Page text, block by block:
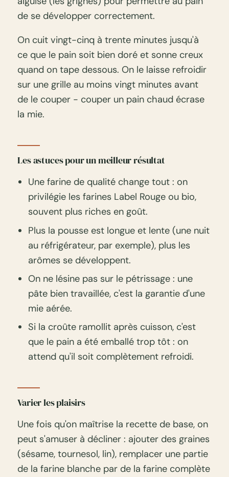
de se développer correctement.
On cuit vingt-cinq à trente minutes jusqu'à
ce que le pain soit bien doré et sonne creux
quand on tape dessous. On le laisse refroidir
sur une grille au moins vingt minutes avant
de le couper - couper un pain chaud écrase
la mie.
Les astuces pour un meilleur résultat
Une farine de qualité change tout : on
privilégie les farines Label Rouge ou bio,
souvent plus riches en goût.
Plus la pousse est longue et lente (une nuit
au réfrigérateur, par exemple), plus les
arômes se développent.
On ne lésine pas sur le pétrissage : une
pâte bien travaillée, c'est la garantie d'une
mie aérée.
Si la croûte ramollit après cuisson, c'est
que le pain a été emballé trop tôt : on
attend qu'il soit complètement refroidi.
Varier les plaisirs
Une fois qu'on maîtrise la recette de base, on
peut s'amuser à décliner : ajouter des graines
(sésame, tournesol, lin), remplacer une partie
de la farine blanche par de la farine complète